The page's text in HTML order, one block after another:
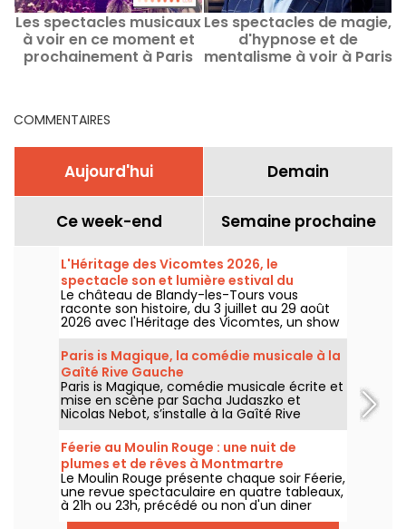
Les spectacles musicaux
à voir en ce moment et
prochainement à Paris
Les spectacles de magie,
d'hypnose et de
mentalisme à voir à Paris
COMMENTAIRES
Aujourd'hui Demain
Ce week-end Semaine prochaine
L'Héritage des Vicomtes 2026, le
spectacle son et lumière estival du
château de Blandy-les-Tours
Le château de Blandy-les-Tours vous
raconte son histoire, du 3 juillet au 29 août
2026 avec l'Héritage des Vicomtes, un show
son et lumière pour traverser les siècles et
découvrir ce château médiéval. Nous
sommes allés à sa découverte, voici en
partie ce qui vous attend.
Paris is Magique, la comédie musicale à la
Gaîté Rive Gauche
Paris is Magique, comédie musicale écrite et
mise en scène par Sacha Judaszko et
Nicolas Nebot, s’installe à la Gaîté Rive
Gauche à Paris à partir du 23 juin 2026.
Féerie au Moulin Rouge : une nuit de
plumes et de rêves à Montmartre
Le Moulin Rouge présente chaque soir Féerie,
une revue spectaculaire en quatre tableaux,
à 21h ou 23h, précédé ou non d'un diner
imaginé par leur chef.